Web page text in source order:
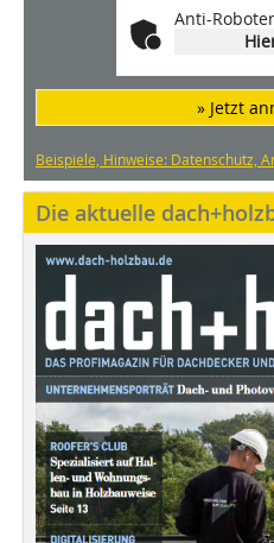
Anti-
» Jetzt
Beispiele, Hinweise: Datenschutz,
Die aktuelle